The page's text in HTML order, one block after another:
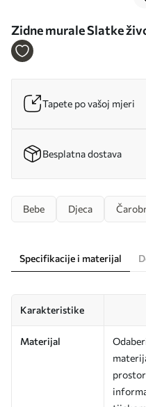
Zidne murale Slatke
Tapete po vašoj mjeri
Besplatna dostava
Bebe Djeca
Specifikacije i materijal
Karakteristike
Materijal